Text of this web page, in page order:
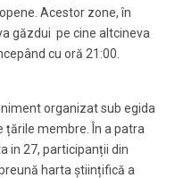
Acestor zone, în
găzdui pe cine altcineva
cu oră 21:00.
organizat sub egida
țările membre. În a patra
in 27, participanții din
harta științifică a